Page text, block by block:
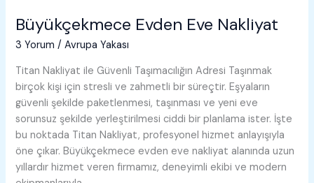
Büyükçekmece Evden Eve Nakliyat
3 Yorum /Avrupa Yakası
Titan Nakliyat ile Güvenli Taşımacılığın Adresi Taşınmak
birçok kişi için stresli ve zahmetli bir süreçtir. Eşyaların
güvenli şekilde paketlenmesi, taşınması ve yeni eve
sorunsuz şekilde yerleştirilmesi ciddi bir planlama ister. İşte
bu noktada Titan Nakliyat, profesyonel hizmet anlayışıyla
öne çıkar. Büyükçekmece evden eve nakliyat alanında uzun
yıllardır hizmet veren firmamız, deneyimli ekibi ve modern